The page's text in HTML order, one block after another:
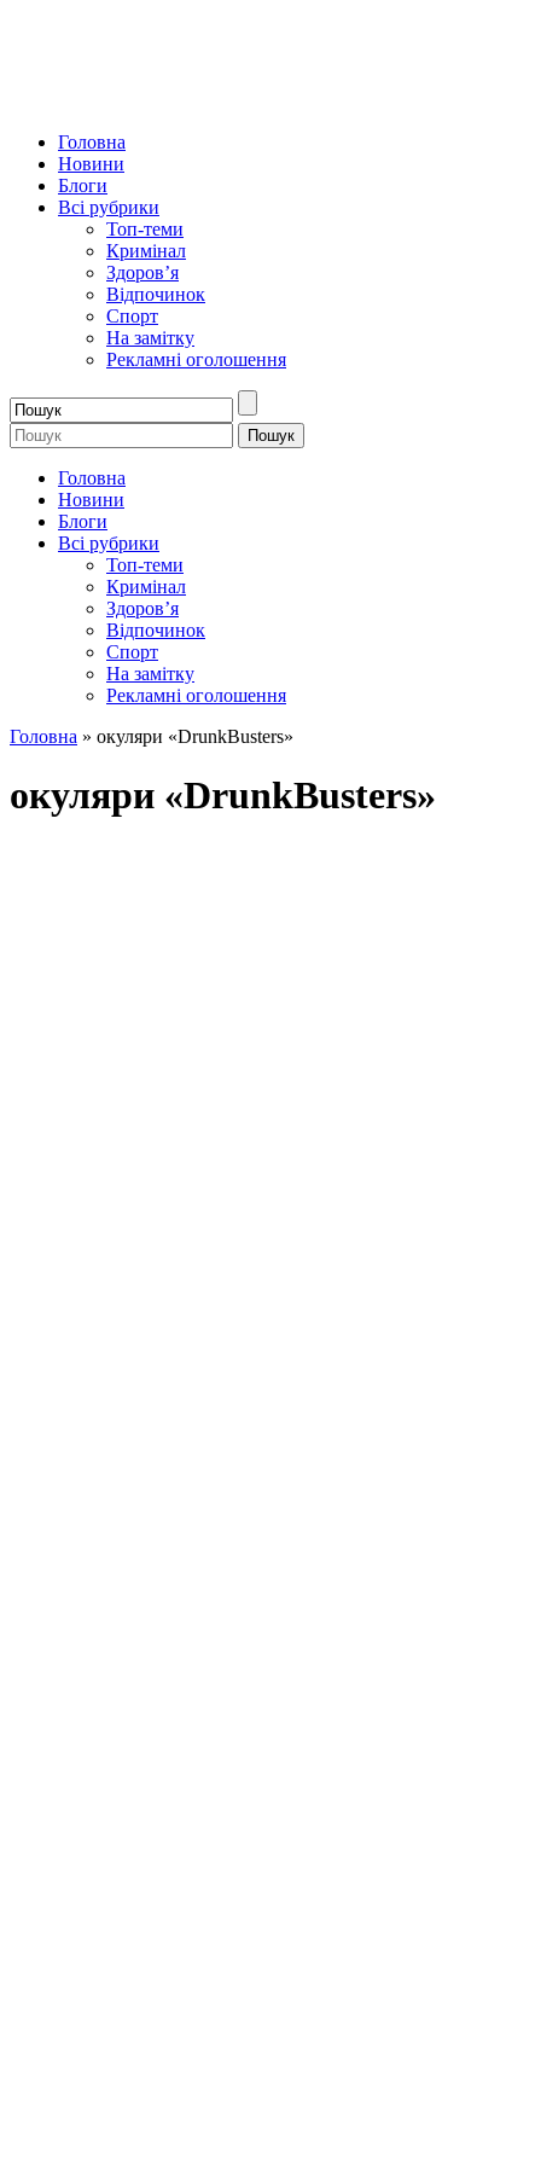
Головна
Новини
Блоги
Всі рубрики
Топ-теми
Кримінал
Здоров’я
Відпочинок
Спорт
На замітку
Рекламні оголошення
Головна
Новини
Блоги
Всі рубрики
Топ-теми
Кримінал
Здоров’я
Відпочинок
Спорт
На замітку
Рекламні оголошення
Головна » окуляри «DrunkBusters»
окуляри «DrunkBusters»